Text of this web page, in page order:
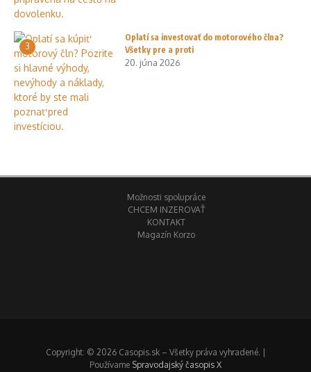
3
Oplatí sa investovať do motorového člna?
Všetky pre a proti
20. júna 2026
Možnosti spolupráce
CHCEM INZEROVAŤ
KONTAKT
Magazín Korzo
Copyright: © 2026 Casopis.sk – Všetky práva vyhradené. |
Používame Spravodajský časopis X